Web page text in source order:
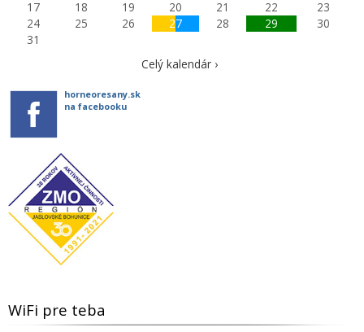
17 18 19 20 21 22
23
24
25 26 27 28 29
30
31
Celý kalendár ›
horneoresany.sk
na facebooku
WiFi pre teba